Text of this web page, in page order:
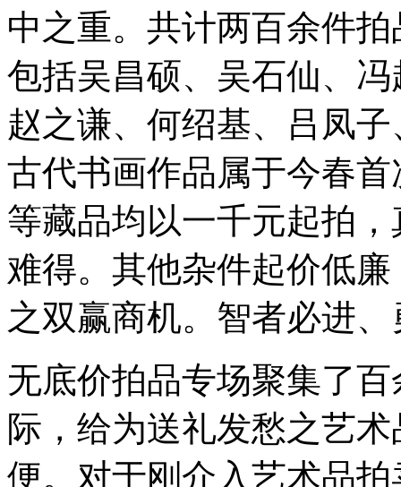
中之重。共计两百余件
包括吴昌硕、吴石仙、
赵之谦、何绍基、吕凤
古代书画作品属于今春
等藏品均以一千元起拍
难得。其他杂件起价低
之双赢商机。智者必进
无底价拍品专场聚集了
际，给为送礼发愁之艺
便。对于刚介入艺术品